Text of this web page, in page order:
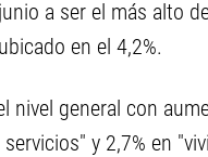
a ser el más alto
en el 4,2%.
general con
y 2,7% en